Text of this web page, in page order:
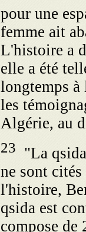
pour une
femme ait
L'histoire a
elle a été
longtemps à
les
Algérie, au
23 "La
ne sont
l'histoire,
qsida est
compose de